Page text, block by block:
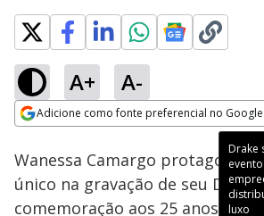
A+ A-
Adicione como fonte preferencial no Google
Drake
luxo
Ativar
100.00%
Wanessa Camargo
único na gravação de seu DVD,
comemoração aos 25 anos de